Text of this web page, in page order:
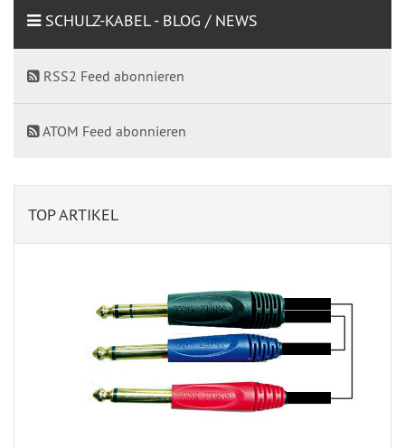
SCHULZ-KABEL - BLOG / NEWS
RSS2 Feed abonnieren
ATOM Feed abonnieren
TOP ARTIKEL